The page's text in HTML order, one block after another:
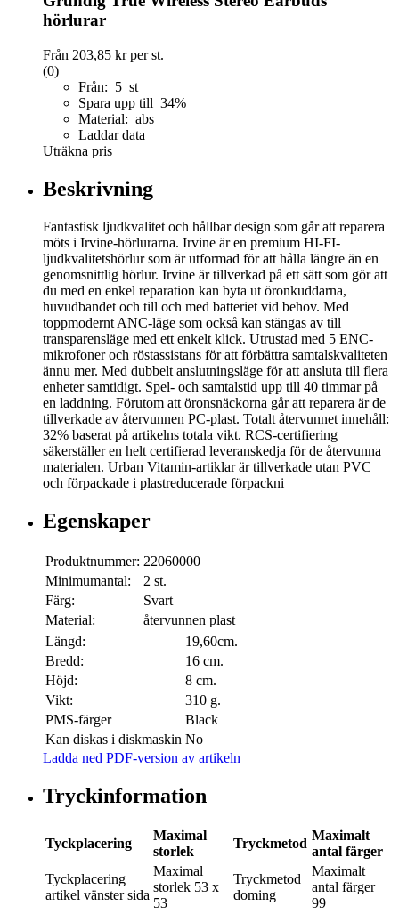
hörlurar
Från 203,85 krper st.
(0)
Från: 5 st
Spara upp till 34%
Material: abs
Laddar data
Uträkna pris
Beskrivning
Fantastisk ljudkvalitet och hållbar design som går att reparera
möts i Irvine-hörlurarna. Irvine är en premium HI-FI-
ljudkvalitetshörlur som är utformad för att hålla längre än en
genomsnittlig hörlur. Irvine är tillverkad på ett sätt som gör att
du med en enkel reparation kan byta ut öronkuddarna,
huvudbandet och till och med batteriet vid behov. Med
toppmodernt ANC-läge som också kan stängas av till
transparensläge med ett enkelt klick. Utrustad med 5 ENC-
mikrofoner och röstassistans för att förbättra samtalskvaliteten
ännu mer. Med dubbelt anslutningsläge för att ansluta till flera
enheter samtidigt. Spel- och samtalstid upp till 40 timmar på
en laddning. Förutom att öronsnäckorna går att reparera är de
tillverkade av återvunnen PC-plast. Totalt återvunnet innehåll:
32% baserat på artikelns totala vikt. RCS-certifiering
säkerställer en helt certifierad leveranskedja för de återvunna
materialen. Urban Vitamin-artiklar är tillverkade utan PVC
och förpackade i plastreducerade förpackni
Egenskaper
Produktnummer: 22060000
Minimumantal:
2 st.
Färg:
Svart
Material:
återvunnen plast
Längd:
19,60cm.
Bredd:
16 cm.
Höjd:
8 cm.
Vikt:
310 g.
PMS-färger
Black
Kan diskas i diskmaskin No
Ladda ned PDF-version av artikeln
Tryckinformation
Tyckplacering
Maximal
storlek
Tryckmetod
Maximalt
antal färger
Tyckplacering
artikel vänster sida
Maximal
storlek 53 x
53
Tryckmetod
doming
Maximalt
antal färger
99